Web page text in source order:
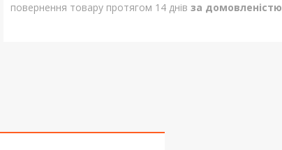
повернення товару протягом 14 днів за домовленістю